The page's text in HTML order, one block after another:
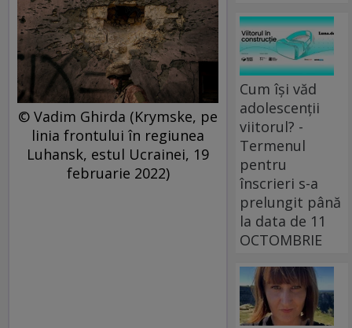
© Vadim Ghirda (Krymske, pe
linia frontului în regiunea
Luhansk, estul Ucrainei, 19
februarie 2022)
Cum își văd
adolescenții
viitorul? -
Termenul
pentru
înscrieri s-a
prelungit până
la data de 11
OCTOMBRIE